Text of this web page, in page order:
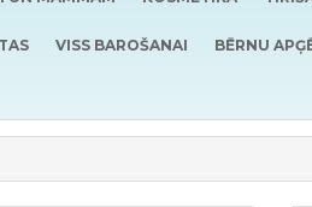
VISS BAROŠANAI BĒRNU